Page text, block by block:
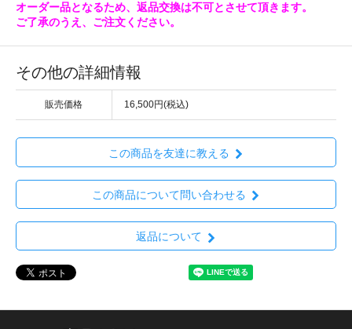
オーダー品となるため、返品交換は不可とさせて頂きます。
ご了承のうえ、ご注文ください。
その他の詳細情報
販売価格 16,500円(税込)
この商品を友達に教える
この商品について問い合わせる
返品について